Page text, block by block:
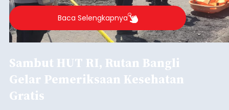
Baca Selengkapnya
Sambut HUT RI, Rutan Bangli
Gelar Pemeriksaan Kesehatan
Gratis